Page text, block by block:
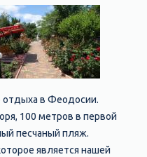
в Феодосии.
100 метров в первой
песчаный пляж.
является нашей